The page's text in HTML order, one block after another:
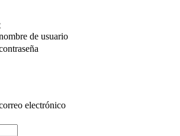
de usuario
electrónico